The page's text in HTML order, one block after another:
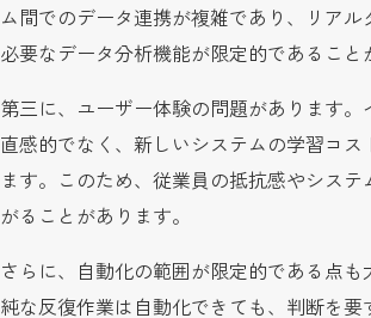
ム間でのデータ連携が複雑であり、リアル
必要なデータ分析機能が限定的であること
第三に、ユーザー体験の問題があります
直感的でなく、新しいシステムの学習コス
ます。このため、従業員の抵抗感やシステ
がることがあります。
さらに、自動化の範囲が限定的である点
純な反復作業は自動化できても、判断を